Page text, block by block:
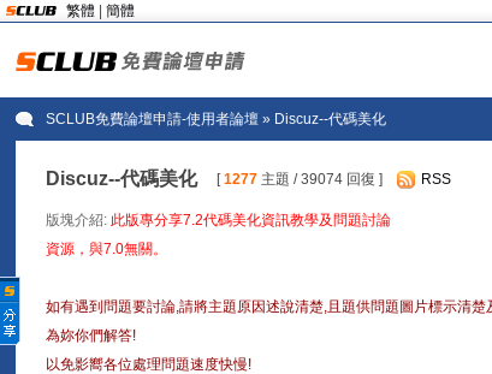
繁體 簡體
SCLUB免費論壇申請-使用者論壇 » Discuz--代碼美化
Discuz--代碼美化 [1277 主題 / 39074 回復 ] RSS
版塊介紹: 此版專分享7.2代碼美化資訊教學及問題討論
資源，與7.0無關。
如有遇到問題要討論,請將主題原因述說清楚,且題供問題圖片標示清
為妳你們解答!
以免影嚮各位處理問題速度快慢!